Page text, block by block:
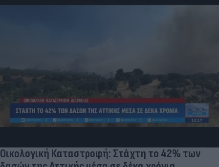
Οικολογική Καταστροφή: Στάχτη το 42% των